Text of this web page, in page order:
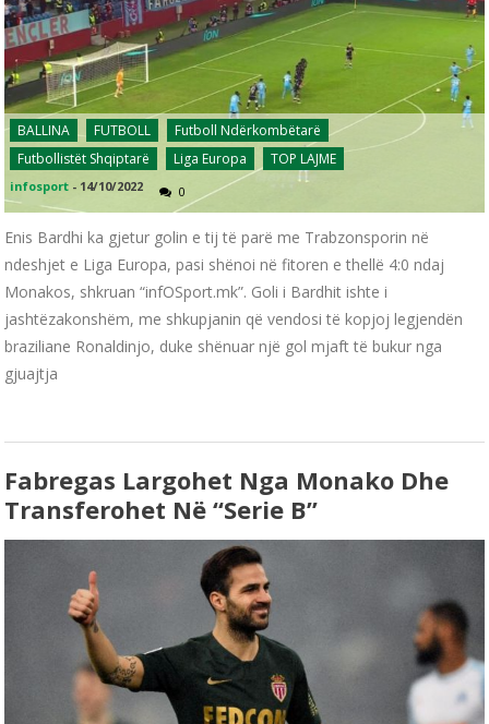
BALLINA FUTBOLL
Futboll Ndërkombëtarë
Futbollistët Shqiptarë
Liga Europa TOP LAJME
infosport - 14/10/2022 0
Enis Bardhi ka gjetur golin e tij të parë me Trabzonsporin në
ndeshjet e Liga Europa, pasi shënoi në fitoren e thellë 4:0 ndaj
Monakos, shkruan “infOSport.mk”. Goli i Bardhit ishte i
jashtëzakonshëm, me shkupjanin që vendosi të kopjoj legjendën
braziliane Ronaldinjo, duke shënuar një gol mjaft të bukur nga
gjuajtja
Fabregas Largohet Nga Monako Dhe
Transferohet Në “Serie B”